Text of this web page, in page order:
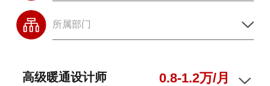
高级暖通设计师 0.8-1.2万/月